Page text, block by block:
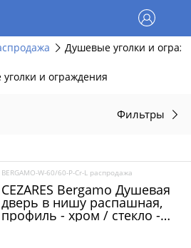
Душевые уголки и
и ограждения
Фильтры
BERGAMO-W-60/60-P-Cr-L распродажа
CEZARES Bergamo Душевая
дверь в нишу распашная,
профиль - хром / стекло -